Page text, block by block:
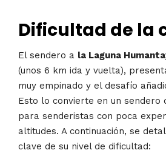
Dificultad de la
El sendero a la Laguna
(unos 6 km ida y vuelta),
muy empinado y el desafío
Esto lo convierte en un sendero
para senderistas con poca
altitudes. A continuación, se
clave de su nivel de dificultad: